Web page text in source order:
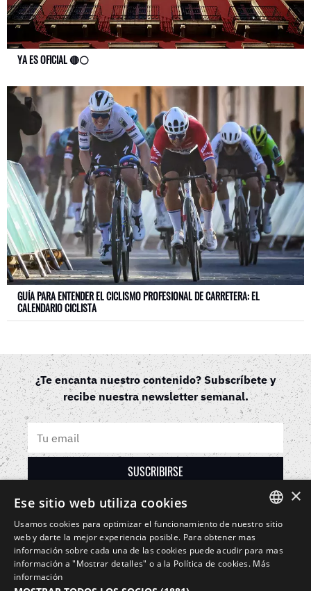
YA ES OFICIAL 🔴⚪
GUÍA PARA ENTENDER EL CICLISMO PROFESIONAL DE CARRETERA: EL
CALENDARIO CICLISTA
¿Te encanta nuestro contenido? Subscríbete y
recibe nuestra newsletter semanal.
SIROKO CYCLING COMMUNITY
Cookies Contacto Aviso legal Términos y condiciones
SPANISH
ENGLISH
×
Ese sitio web utiliza cookies
Usamos cookies para optimizar el funcionamiento de nuestro sitio
web y darte la mejor experiencia posible. Para obtener mas
información sobre cada una de las cookies puede acudir para mas
información a "Mostrar detalles" o a la Política de cookies. Más
información